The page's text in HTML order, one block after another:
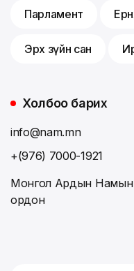
Парламент
Эрх зүйн сан
Холбоо барих
info@nam.mn
+(976) 7000-1921
Монгол Ардын Намын
ордон